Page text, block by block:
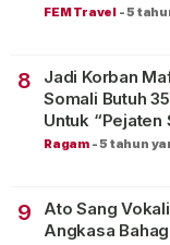
FEM Travel -5
8
Jadi Korban
Somali Butuh
Untuk “Pejaten
Ragam -5 tahun
9
Ato Sang
Angkasa